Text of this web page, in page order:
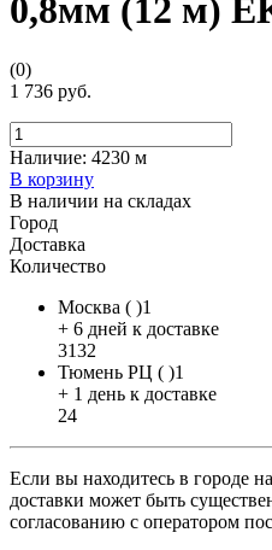
0,8мм (12 м)
(0)
1 736 руб.
Наличие: 4230 м
В корзину
В наличии на складах
Город
Доставка
Количество
Москва ( )1
+ 6 дней к доставке
3132
Тюмень РЦ ( )1
+ 1 день к доставке
24
Если вы находитесь в городе
доставки может быть
согласованию с оператором